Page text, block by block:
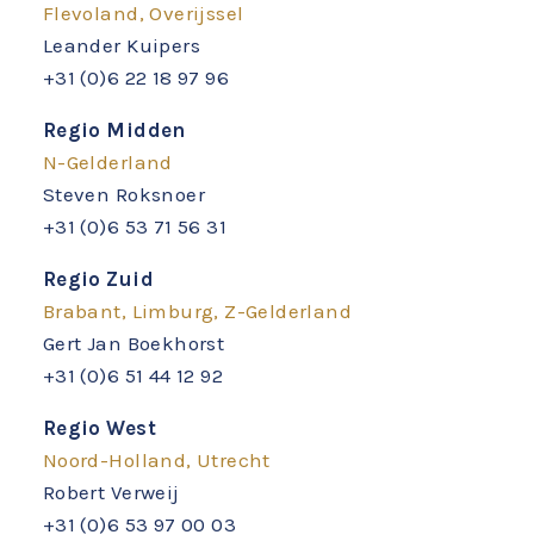
Flevoland, Overijssel
Leander Kuipers
+31 (0)6 22 18 97 96
Regio Midden
N-Gelderland
Steven Roksnoer
+31 (0)6 53 71 56 31
Regio Zuid
Brabant, Limburg, Z-Gelderland
Gert Jan Boekhorst
+31 (0)6 51 44 12 92
Regio West
Noord-Holland, Utrecht
Robert Verweij
+31 (0)6 53 97 00 03